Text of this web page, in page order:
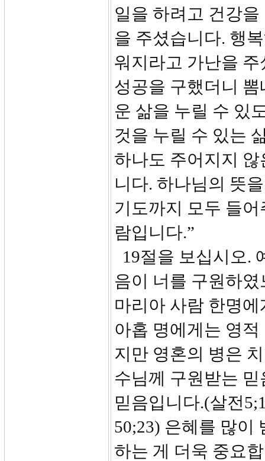
일을 하려고 건강
을 주셨습니다. 행
워지라고 가난을
성공을 구했더니
운 삶을 누릴 수 있
것을 누릴 수 있는
하나도 주어지지
니다. 하나님의 뜻
기도까지 모두 들
람입니다.”
19절을 보십시오.
음이 너를 구원하
마리아 사람 한명
아홉 명에게는 영
지만 영혼의 병은
수님께 구원받는
믿음입니다.(살전
50;23) 은혜를 많이
하는 게 더욱 중요